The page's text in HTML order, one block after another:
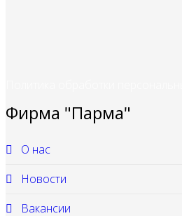
Фирма "Парма"
О нас
Новости
Вакансии